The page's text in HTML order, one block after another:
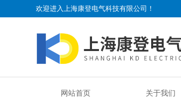
欢迎进入上海康登电气科技有限公司！
网站首页 关于我们